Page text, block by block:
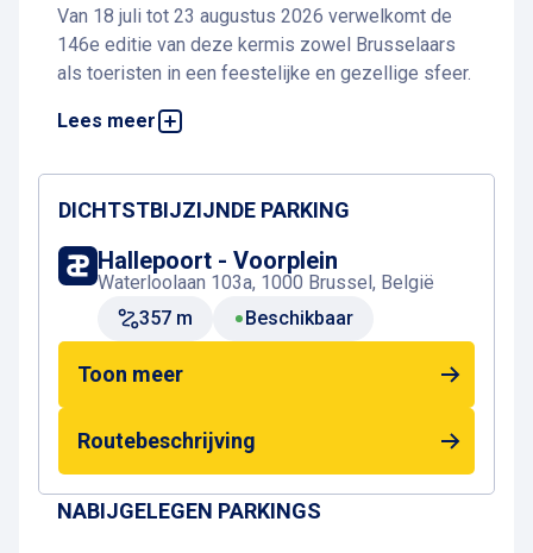
Van 18 juli tot 23 augustus 2026 verwelkomt de
146e editie van deze kermis zowel Brusselaars
als toeristen in een feestelijke en gezellige sfeer.
Lees meer
Met bijna 130 attracties tussen de Hallepoort en
gevarieerd aanbod voor alle leeftijden:
spectaculaire attracties, familieattracties,
Als echte Brusselse instelling maakt dit
evenement al meer dan een eeuw deel uit van het
erfgoed van de hoofdstad. De unieke combinatie
van kermistradities en vernieuwing trekt elk jaar
talrijke bezoekers naar een van de grootste
kermissen van België.
Om de festiviteiten gemakkelijk te bereiken, ligt
minuten wandelen van de foor. Tijdens de
volledige duur van het evenement kunt u genieten
DICHTSTBIJZIJNDE PARKING
Hallepoort - Voorplein
Waterloolaan 103a, 1000 Brussel, België
357 m
Beschikbaar
Toon meer
Routebeschrijving
NABIJGELEGEN PARKINGS